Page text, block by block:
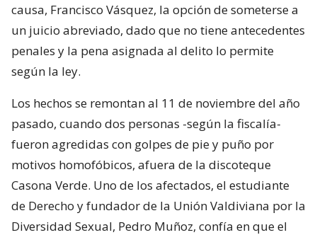
causa, Francisco Vásquez, la opción de someterse a
un juicio abreviado, dado que no tiene antecedentes
penales y la pena asignada al delito lo permite
según la ley.
Los hechos se remontan al 11 de noviembre del año
pasado, cuando dos personas -según la fiscalía-
fueron agredidas con golpes de pie y puño por
motivos homofóbicos, afuera de la discoteque
Casona Verde. Uno de los afectados, el estudiante
de Derecho y fundador de la Unión Valdiviana por la
Diversidad Sexual, Pedro Muñoz, confía en que el